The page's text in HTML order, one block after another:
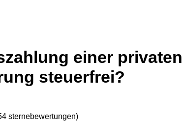
einer privaten
steuerfrei?
sternebewertungen)